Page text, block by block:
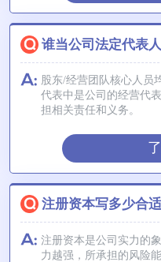
谁当公司法定代表
股东/经营团队核心人员
代表中是公司的经营代
担相关责任和义务。
注册资本写多少合适
注册资本是公司实力的
力越强，所承担的风险